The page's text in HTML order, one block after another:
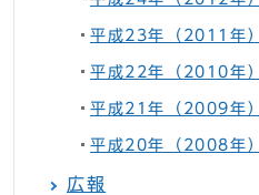
平成23年（2011年）
平成22年（2010年）
平成21年（2009年）
平成20年（2008年）
広報